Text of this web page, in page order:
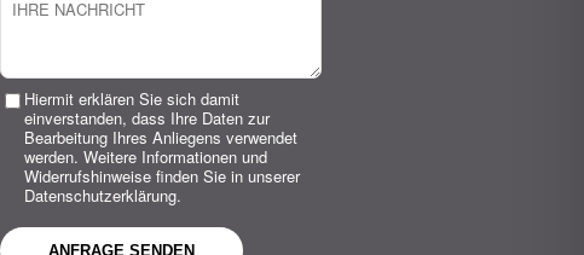
Hiermit erklären Sie sich damit
einverstanden, dass Ihre Daten zur
Bearbeitung Ihres Anliegens verwendet
werden. Weitere Informationen und
Widerrufshinweise finden Sie in unserer
Datenschutzerklärung.